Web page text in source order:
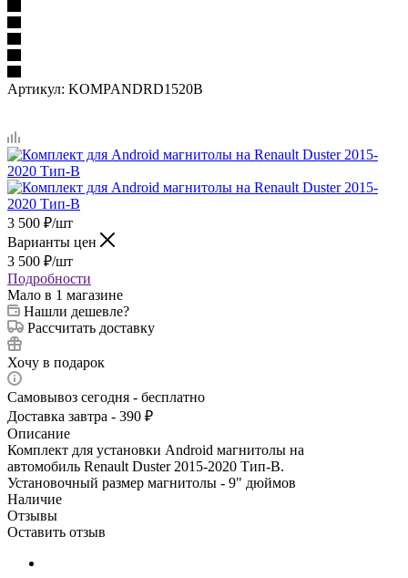
Артикул: KOMPANDRD1520B
3 500 ₽/шт
Варианты цен
3 500 ₽/шт
Подробности
Мало в 1 магазине
Нашли дешевле?
Рассчитать доставку
Хочу в подарок
Самовывоз сегодня - бесплатно
Доставка завтра - 390 ₽
Описание
Комплект для установки Android магнитолы на
автомобиль Renault Duster 2015-2020 Тип-B.
Установочный размер магнитолы - 9" дюймов
Наличие
Отзывы
Оставить отзыв